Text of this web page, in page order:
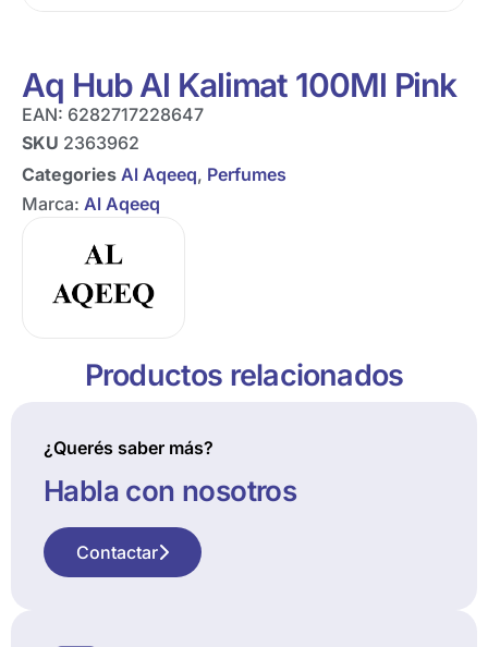
Aq Hub Al Kalimat 100Ml Pink
EAN: 6282717228647
SKU 2363962
Categories Al Aqeeq, Perfumes
Marca: Al Aqeeq
Productos relacionados
¿Querés saber más?
Habla con nosotros
Contactar